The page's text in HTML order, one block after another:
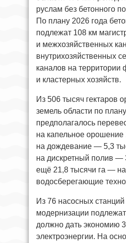
руслам без бетонного
По плану 2026 года
подлежат 108 км
и межхозяйственных
внутрихозяйственных
каналов на территории
и кластерных хозяйств.
Из 506 тысяч гектаров
земель области по
предполагалось
на капельное орошение
на дождевание — 5,3
на дискретный полив —
ещё 21,8 тысячи га — на
водосберегающие
Из 76 насосных станций
модернизации
должно дать экономию
электроэнергии. На